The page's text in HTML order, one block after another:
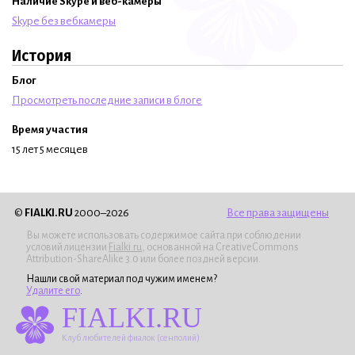
Skype без вебкамеры
История
Блог
Просмотреть последние записи в блоге
Время участия
15 лет 5 месяцев
© FIALKI.RU 2000–2026 Все права защищены
Вы можете использовать содержимое сайта при соблюдении
условий лицензии Fialki.ru , основанной на CreativeCommons
Attribution-ShareAlike 3.0 или более поздней версии.
Нашли свой материал под чужим именем?
Удалите его
FIALKI.RU
Клуб любителей фиалок (сенполий)